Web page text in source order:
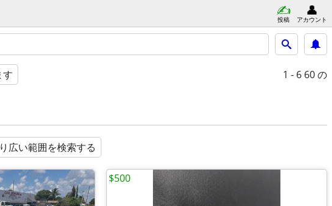
投稿 アカウント
す 1 - 6 60 の
広い範囲を検索する
$500